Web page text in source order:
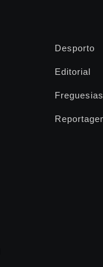
Desporto
Editorial
Freguesias